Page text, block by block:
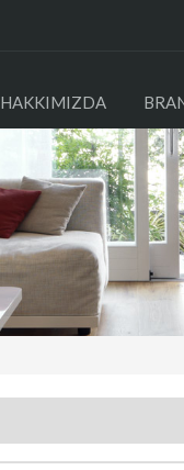
HAKKIMIZDA